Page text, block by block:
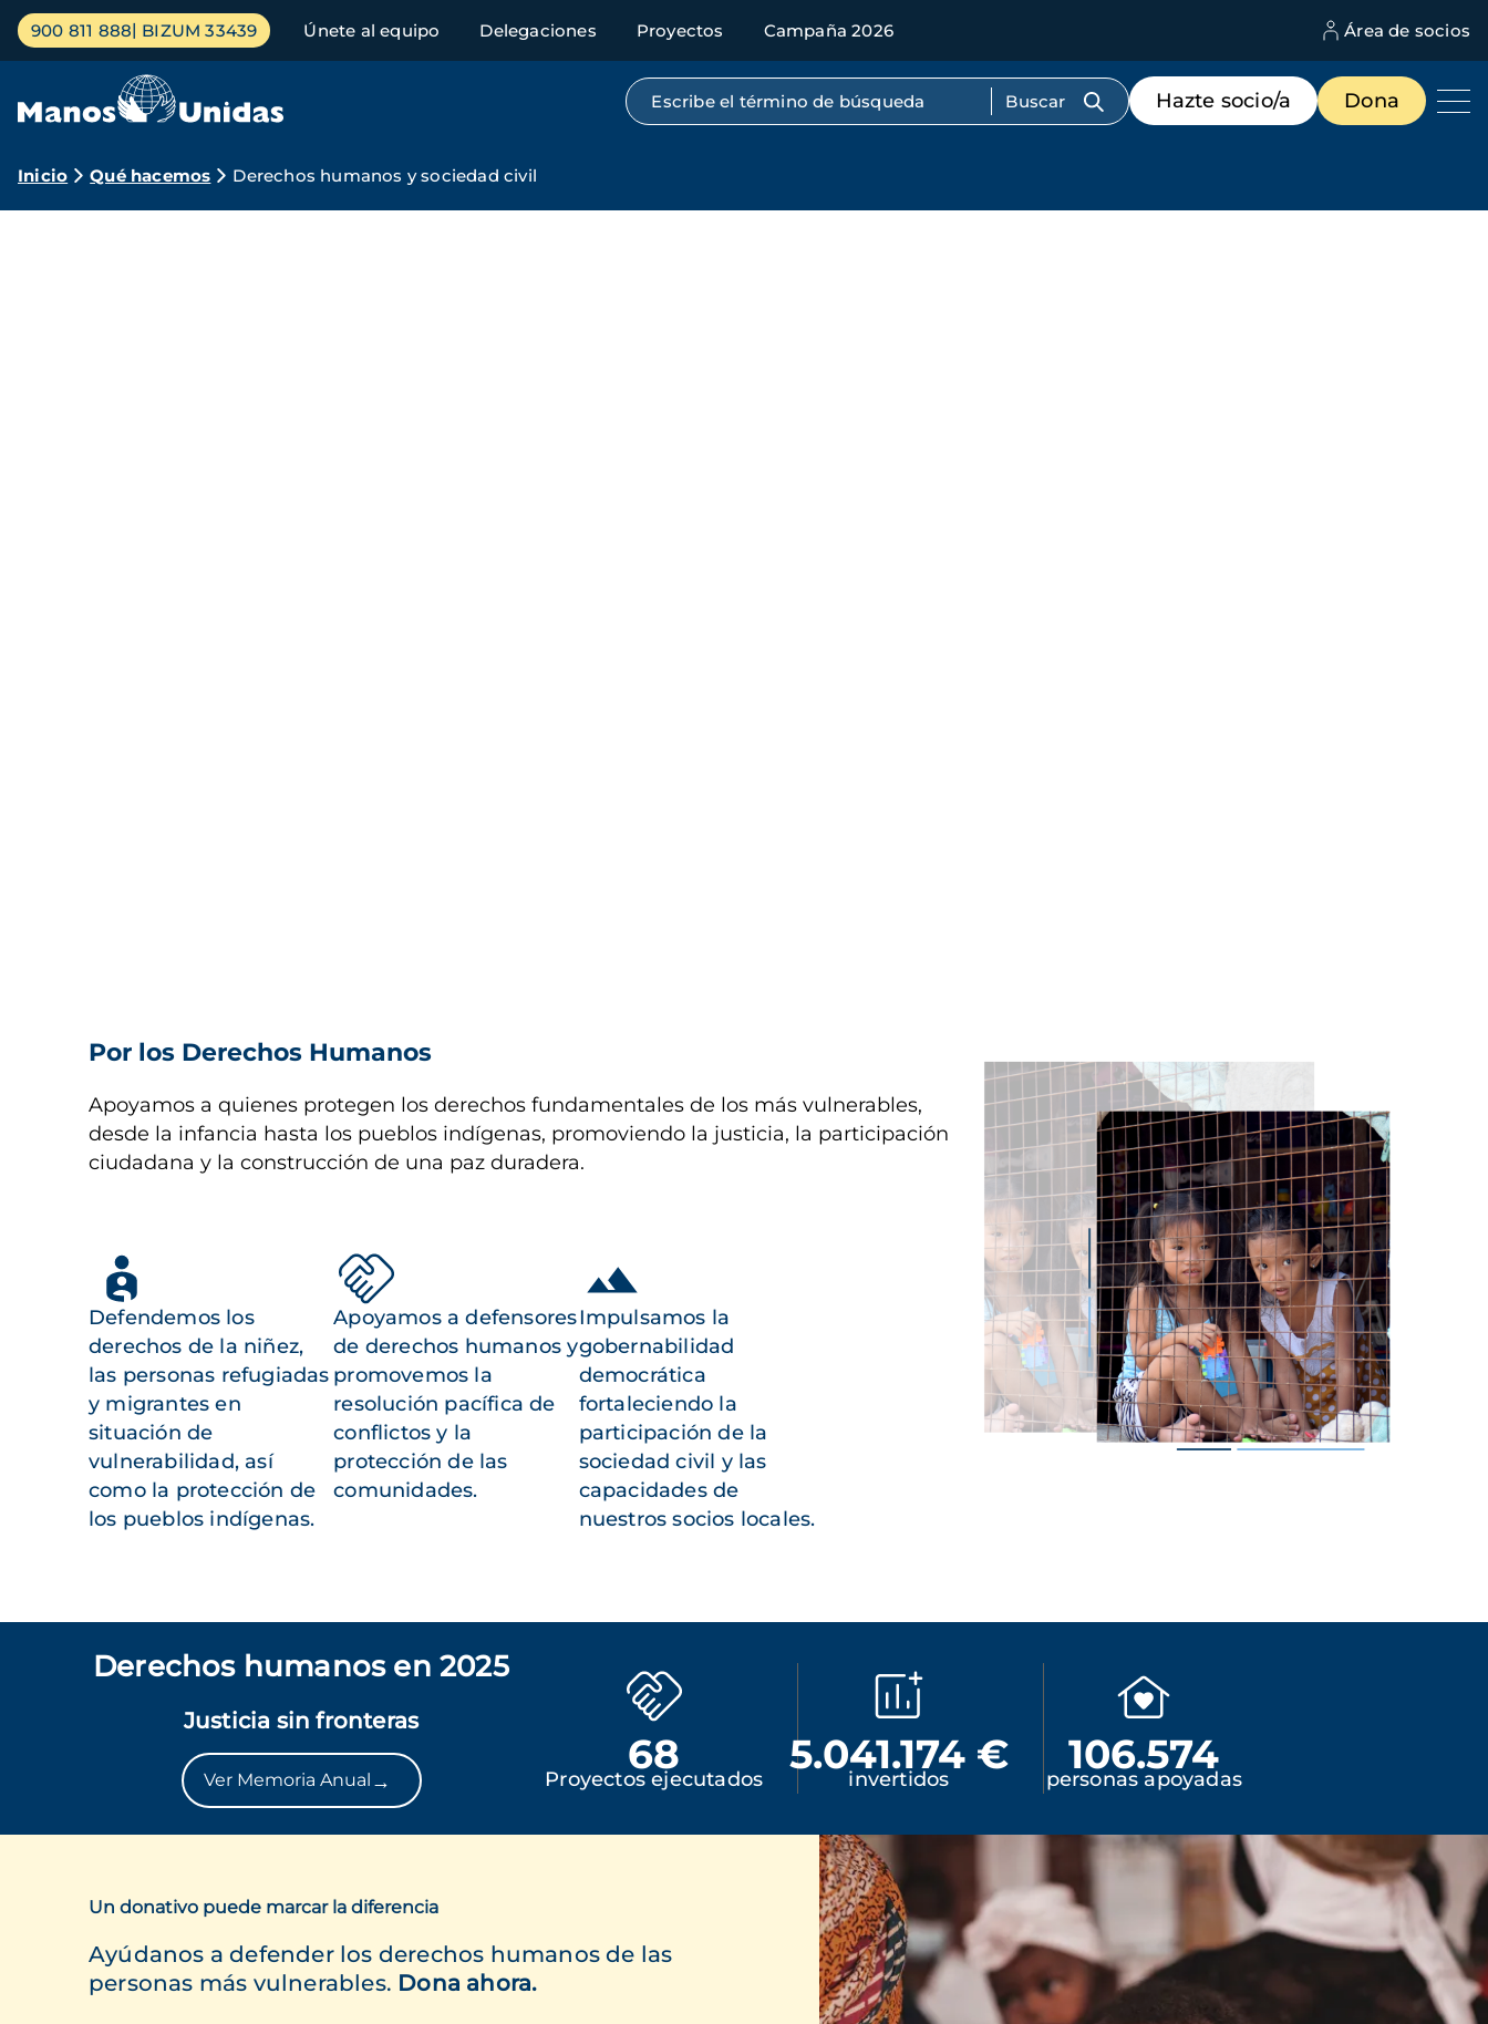
Pasar
contenido
Menú
principal
900 811 888 BIZUM 33439 Únete al equipo Delegaciones Proyectos Campaña 2026 Área de socios
Búsqueda por texto completo
Menú
de
destacados
Hazte socio/a Dona
Ruta
Inicio Qué hacemos Derechos humanos y sociedad civil
Por los Derechos Humanos
Apoyamos a quienes protegen los derechos fundamentales de los más vulnerables,
desde la infancia hasta los pueblos indígenas, promoviendo la justicia, la participación
ciudadana y la construcción de una paz duradera.
Defendemos los
derechos de la niñez,
las personas refugiadas
y migrantes en
situación de
vulnerabilidad, así
como la protección de
los pueblos indígenas.
Apoyamos a defensores
de derechos humanos y
promovemos la
resolución pacífica de
conflictos y la
protección de las
comunidades.
Impulsamos la
gobernabilidad
democrática
fortaleciendo la
participación de la
sociedad civil y las
capacidades de
nuestros socios locales.
Imagen
Derechos humanos en 2025
Justicia sin fronteras
Ver Memoria Anual →
68
Proyectos ejecutados
5.041.174 €
invertidos
106.574
personas apoyadas
Un donativo puede marcar la diferencia
Ayúdanos a defender los derechos humanos de las
personas más vulnerables. Dona ahora.